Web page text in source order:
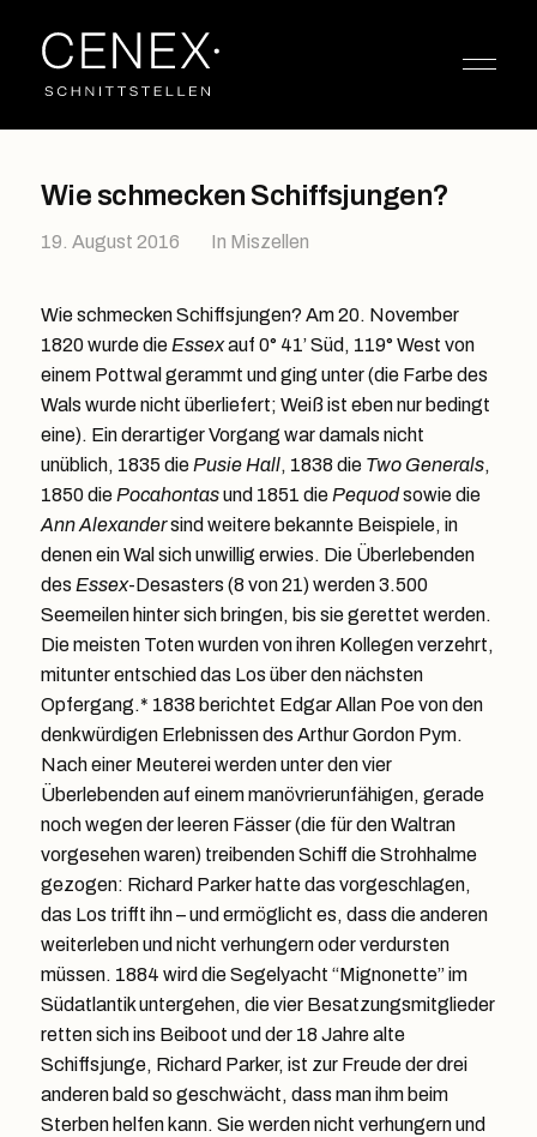
Wie schmecken Schiffsjungen?
19. August 2016 In Miszellen
Wie schmecken Schiffsjungen? Am 20. November
1820 wurde die Essexauf 0° 41’ Süd, 119° West von
einem Pottwal gerammt und ging unter (die Farbe des
Wals wurde nicht überliefert; Weiß ist eben nur bedingt
eine). Ein derartiger Vorgang war damals nicht
unüblich, 1835 die Pusie Hall, 1838 die Two Generals,
1850 die Pocahontasund 1851 die Pequodsowie die
Ann Alexandersind weitere bekannte Beispiele, in
denen ein Wal sich unwillig erwies. Die Überlebenden
des Essex-Desasters (8 von 21) werden 3.500
Seemeilen hinter sich bringen, bis sie gerettet werden.
Die meisten Toten wurden von ihren Kollegen verzehrt,
mitunter entschied das Los über den nächsten
Opfergang.* 1838 berichtet Edgar Allan Poe von den
denkwürdigen Erlebnissen des Arthur Gordon Pym.
Nach einer Meuterei werden unter den vier
Überlebenden auf einem manövrierunfähigen, gerade
noch wegen der leeren Fässer (die für den Waltran
vorgesehen waren) treibenden Schiff die Strohhalme
gezogen: Richard Parker hatte das vorgeschlagen,
das Los trifft ihn – und ermöglicht es, dass die anderen
weiterleben und nicht verhungern oder verdursten
müssen. 1884 wird die Segelyacht “Mignonette” im
Südatlantik untergehen, die vier Besatzungsmitglieder
retten sich ins Beiboot und der 18 Jahre alte
Schiffsjunge, Richard Parker, ist zur Freude der drei
anderen bald so geschwächt, dass man ihm beim
Sterben helfen kann. Sie werden nicht verhungern und